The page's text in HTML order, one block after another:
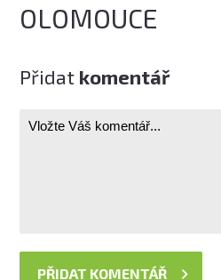
OLOMOUCE
Přidat komentář